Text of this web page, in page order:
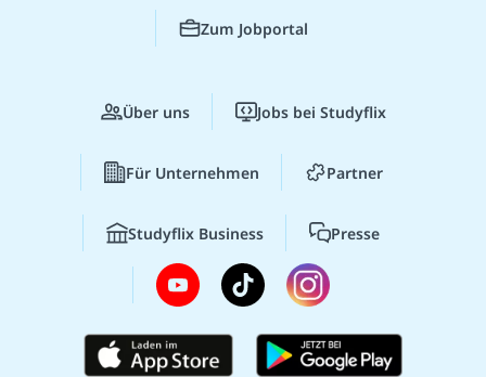
Zum Jobportal
Über uns Jobs bei Studyflix
Für Unternehmen Partner
Studyflix Business Presse